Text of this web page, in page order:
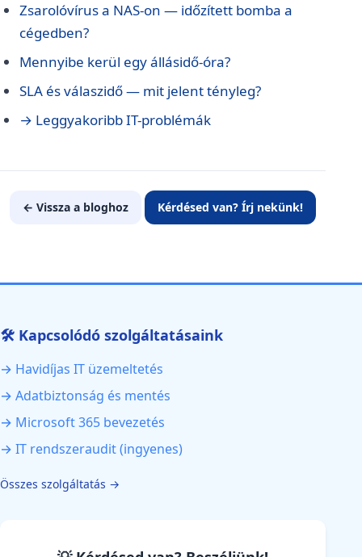
Zsarolóvírus a NAS-on — időzített bomba a
cégedben?
Mennyibe kerül egy állásidő-óra?
SLA és válaszidő — mit jelent tényleg?
→ Leggyakoribb IT-problémák
← Vissza a bloghoz Kérdésed van? Írj nekünk!
🛠️ Kapcsolódó szolgáltatásaink
→ Havidíjas IT üzemeltetés
→ Adatbiztonság és mentés
→ Microsoft 365 bevezetés
→ IT rendszeraudit (ingyenes)
Összes szolgáltatás →